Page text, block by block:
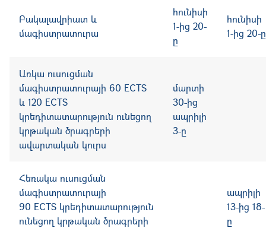
Բակալավրիատ և
մագիստրատուրա
հունիսի
1-ից 20-
ը
հունիսի
1-ից 20-ը
Առկա ուսուցման
մագիստրատուրայի 60 ECTS
և 120 ECTS
կրեդիտատարություն ունեցող
կրթական ծրագրերի
ավարտական կուրս
մարտի
30-ից
ապրիլի
3-ը
Հեռակա ուսուցման
մագիստրատուրայի
90 ECTS կրեդիտատարություն
ունեցող կրթական ծրագրերի
ապրիլի
13-ից 18-
ը